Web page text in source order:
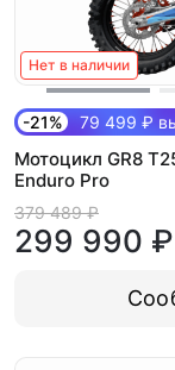
Нет в наличии
-21% 79 499 ₽
Мотоцикл GR8
Enduro Pro
379 489 ₽
299 990 ₽